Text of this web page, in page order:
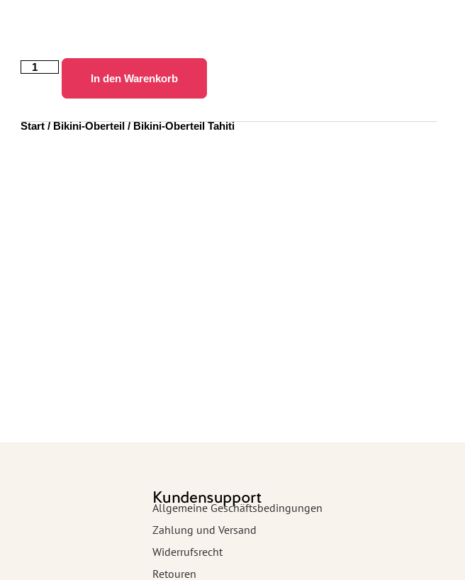
In den Warenkorb
Start/Bikini-Oberteil/ Bikini-Oberteil Tahiti
Kundensupport
Allgemeine Geschäftsbedingungen
Zahlung und Versand
Widerrufsrecht
Retouren